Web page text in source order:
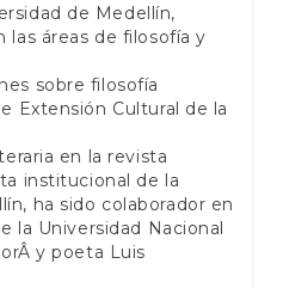
de Medellín,
las áreas de filosofía y
sobre filosofía
Extensión Cultural de la
en la revista
institucional de la
ha sido colaborador en
la Universidad Nacional
y poeta Luis